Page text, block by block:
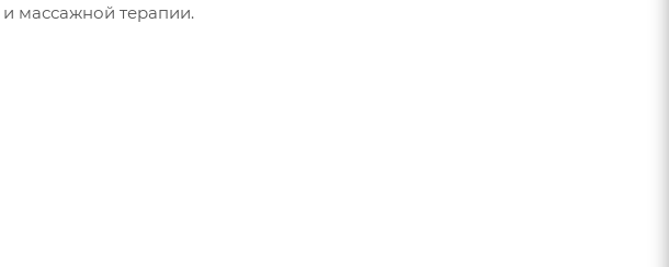
массажной терапии.